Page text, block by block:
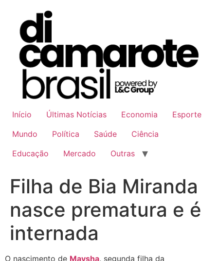
conteúdo
Início Últimas Notícias Economia
Esporte
Mundo
Política Saúde
Ciência
Educação
Mercado Outras
Filha de Bia Miranda
nasce prematura e é
internada
O nascimento de Maysha, segunda filha da